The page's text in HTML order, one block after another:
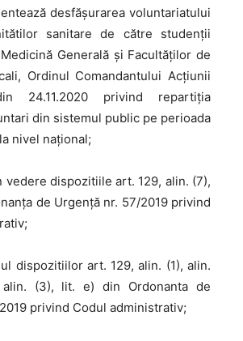
desfășurarea voluntariatului
sanitare de către studenții
Generală și Facultăților de
Ordinul Comandantului Acțiunii
24.11.2020 privind repartiția
din sistemul public pe perioada
nivel național;
vedere dispozitiile art. 129, alin. (7),
de Urgență nr. 57/2019 privind
dispozitiilor art. 129, alin. (1), alin.
(3), lit. e) din Ordonanta de
privind Codul administrativ;